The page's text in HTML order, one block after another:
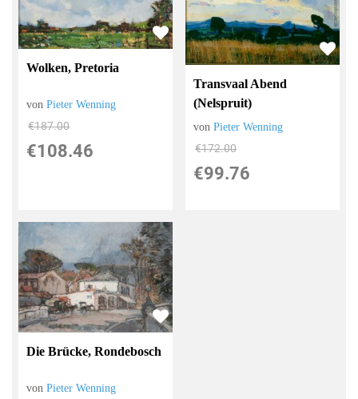
Wolken, Pretoria
vonPieter Wenning
€187.00
€108.46
Transvaal Abend
(Nelspruit)
vonPieter Wenning
€172.00
€99.76
Die Brücke, Rondebosch
vonPieter Wenning